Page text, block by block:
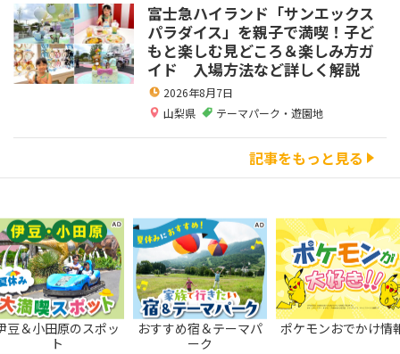
富士急ハイランド「サンエックス
パラダイス」を親子で満喫！子ど
もと楽しむ見どころ＆楽しみ方ガ
イド 入場方法など詳しく解説
2026年8月7日
山梨県
テーマパーク・遊園地
記事をもっと見る
豆＆小田原のスポッ
ト
おすすめ宿＆テーマパ
ーク
ポケモンおでかけ情